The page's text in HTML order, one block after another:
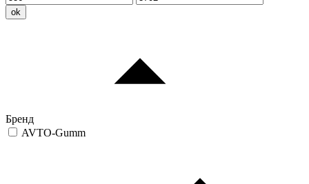
ok
Бренд
AVTO-Gumm